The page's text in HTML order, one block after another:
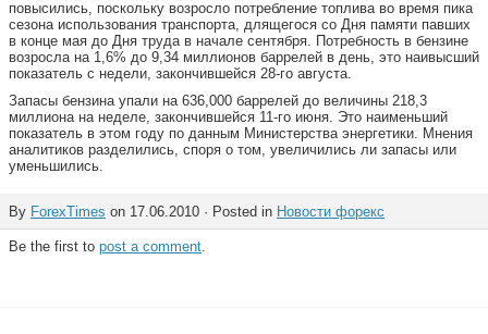
повысились, поскольку возросло потребление топлива во время пика
сезона использования транспорта, длящегося со Дня памяти павших
в конце мая до Дня труда в начале сентября. Потребность в бензине
возросла на 1,6% до 9,34 миллионов баррелей в день, это наивысший
показатель с недели, закончившейся 28-го августа.
Запасы бензина упали на 636,000 баррелей до величины 218,3
миллиона на неделе, закончившейся 11-го июня. Это наименьший
показатель в этом году по данным Министерства энергетики. Мнения
аналитиков разделились, споря о том, увеличились ли запасы или
уменьшились.
By ForexTimes on 17.06.2010 · Posted in Новости форекс
Be the first to post a comment.